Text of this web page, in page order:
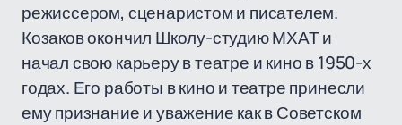
режиссером, сценаристом и писателем.
Козаков окончил Школу-студию МХАТ и
начал свою карьеру в театре и кино в 1950-х
годах. Его работы в кино и театре принесли
ему признание и уважение как в Советском